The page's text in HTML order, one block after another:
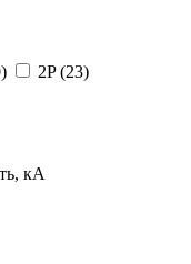
) 2P (23)
кА